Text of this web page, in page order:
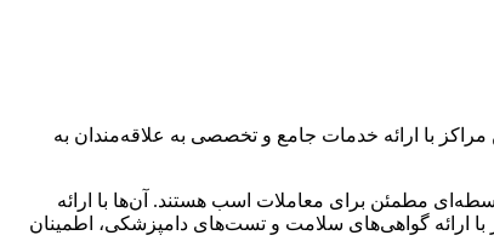
با ارائه خدمات جامع و تخصصی به علاقه‌مندان به
مطمئن برای معاملات اسب هستند. آن‌ها با ارائه
با ارائه گواهی‌های سلامت و تست‌های دامپزشکی، اطمینان